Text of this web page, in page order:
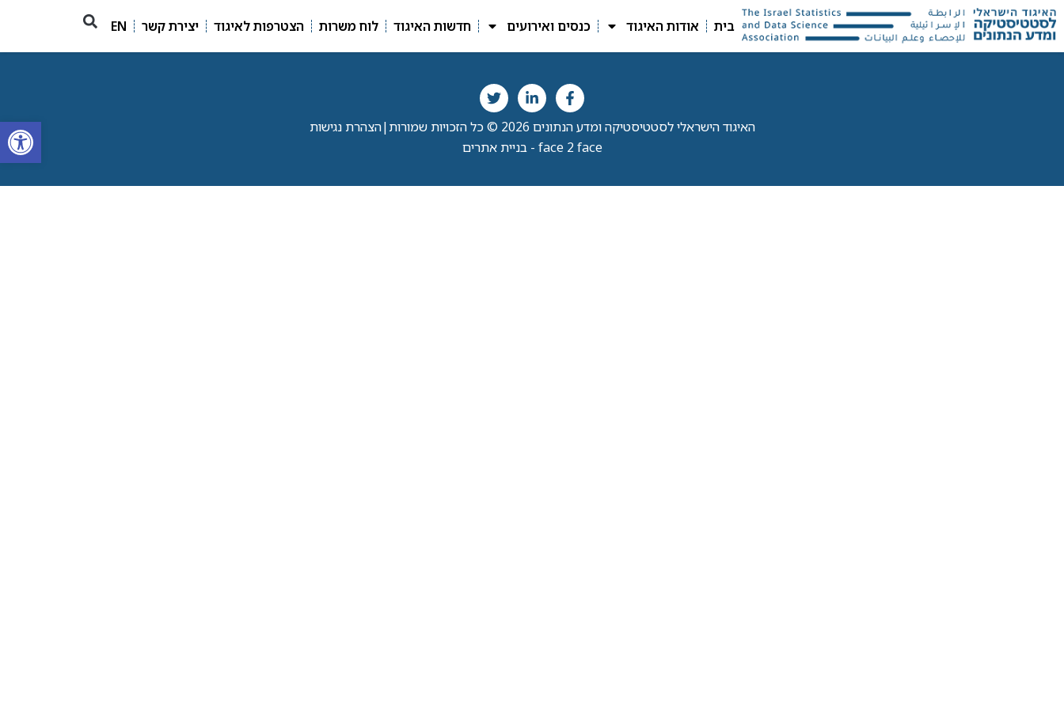
פתח
בית אודות האיגוד כנסים ואירועים חדשות האיגוד לוח משרות הצטרפות לאיגוד יצירת קשר EN
האיגוד הישראלי לסטטיסטיקה ומדע הנתונים 2026 © כל הזכויות שמורות |הצהרת נגישות
face 2 face - בניית אתרים